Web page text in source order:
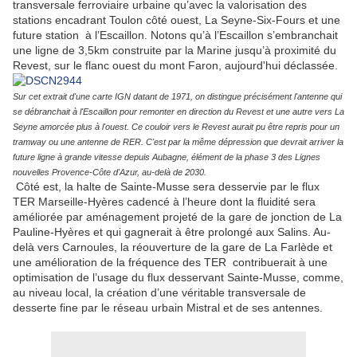
transversale ferroviaire urbaine qu’avec la valorisation des
stations encadrant Toulon côté ouest, La Seyne-Six-Fours et une
future station à l’Escaillon. Notons qu’à l’Escaillon s’embranchait
une ligne de 3,5km construite par la Marine jusqu’à proximité du
Revest, sur le flanc ouest du mont Faron, aujourd'hui déclassée.
Sur cet extrait d'une carte IGN datant de 1971, on distingue précisément l'antenne qui
se débranchait à l'Escaillon pour remonter en direction du Revest et une autre vers La
Seyne amorcée plus à l'ouest. Ce couloir vers le Revest aurait pu être repris pour un
tramway ou une antenne de RER. C'est par la même dépression que devrait arriver la
future ligne à grande vitesse depuis Aubagne, élément de la phase 3 des Lignes
nouvelles Provence-Côte d'Azur, au-delà de 2030.
Côté est, la halte de Sainte-Musse sera desservie par le flux
TER Marseille-Hyères cadencé à l’heure dont la fluidité sera
améliorée par aménagement projeté de la gare de jonction de La
Pauline-Hyères et qui gagnerait à être prolongé aux Salins. Au-
delà vers Carnoules, la réouverture de la gare de La Farlède et
une amélioration de la fréquence des TER contribuerait à une
optimisation de l’usage du flux desservant Sainte-Musse, comme,
au niveau local, la création d’une véritable transversale de
desserte fine par le réseau urbain Mistral et de ses antennes.